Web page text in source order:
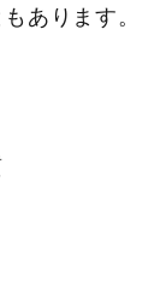
あります。